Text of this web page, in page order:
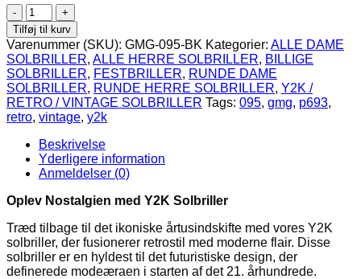
Y2K
Solbriller
med
mørke
glas
og
mørkt
metal
stel
|
Munich
antal
Tilføj til kurv
Varenummer (SKU): GMG-095-BK Kategorier: ALLE DAME
SOLBRILLER, ALLE HERRE SOLBRILLER, BILLIGE
SOLBRILLER, FESTBRILLER, RUNDE DAME
SOLBRILLER, RUNDE HERRE SOLBRILLER, Y2K /
RETRO / VINTAGE SOLBRILLER Tags: 095, gmg, p693,
retro, vintage, y2k
Beskrivelse
Yderligere information
Anmeldelser (0)
Oplev Nostalgien med Y2K Solbriller
Træd tilbage til det ikoniske årtusindskifte med vores Y2K
solbriller, der fusionerer retrostil med moderne flair. Disse
solbriller er en hyldest til det futuristiske design, der
definerede modeæraen i starten af det 21. århundrede.